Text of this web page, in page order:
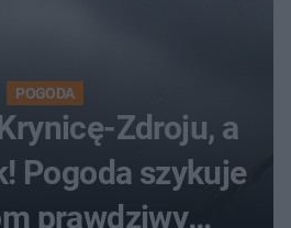
POGODA
Zdroju, a
Pogoda szykuje
prawdziwy